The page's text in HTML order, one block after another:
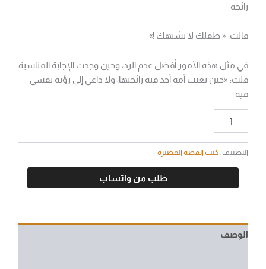
رائحة
قالت: « طفلك لا يشبهك !»
في مثل هذه الأمور أفضل عدم الرد، وحين وجدت الإجابة المناسبة
قلت: «حين تغيب أمه أجد فيه رائحتها، ولا داعي إلى رؤية نفسي
فيه
التصنيف: كتب القصة القصيرة
طلب من واتساب
الوصف